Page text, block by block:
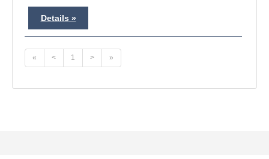
Details
« < 1 > »